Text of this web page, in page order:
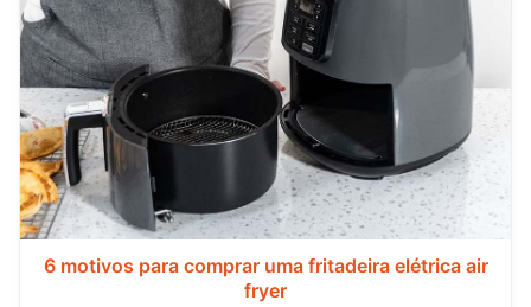
6 motivos para comprar uma fritadeira elétrica air
fryer